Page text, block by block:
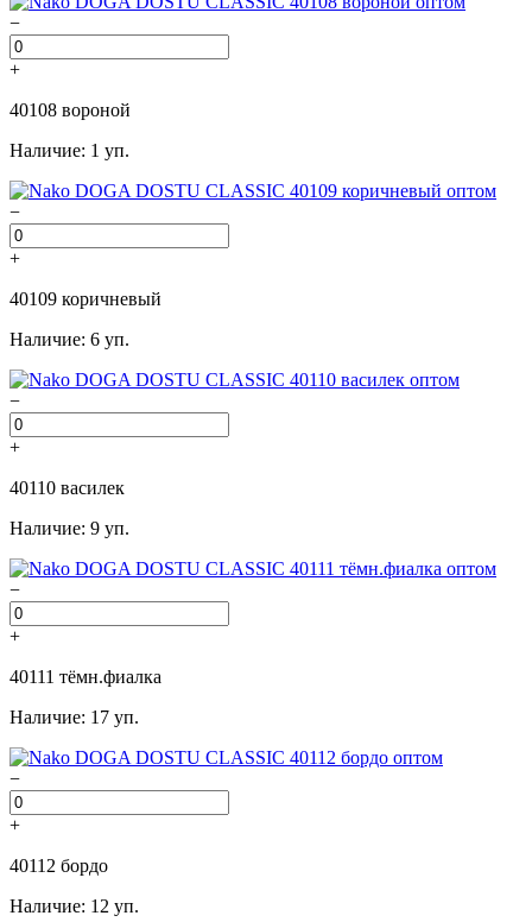
−
+
40108 вороной
Наличие: 1 уп.
−
+
40109 коричневый
Наличие: 6 уп.
−
+
40110 василек
Наличие: 9 уп.
−
+
40111 тёмн.фиалка
Наличие: 17 уп.
−
+
40112 бордо
Наличие: 12 уп.